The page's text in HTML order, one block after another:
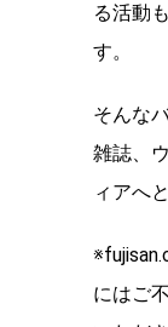
る活動
す。
そんな
雑誌、
ィアへ
にはご